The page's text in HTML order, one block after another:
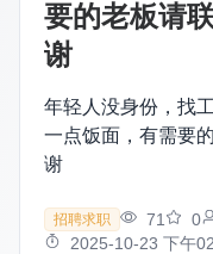
要的老板请
谢
年轻人没身份，找
一点饭面，有需要
谢
招聘求职 71 0
2025-10-23 下午